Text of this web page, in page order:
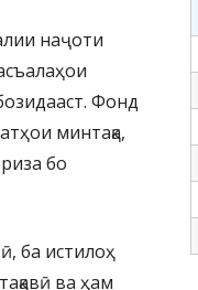
наҷоти
Фонд
минтақа,
бо
ба истилоҳ
ва ҳам